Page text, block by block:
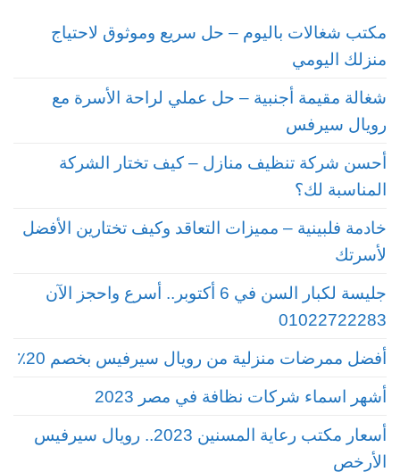
مكتب شغالات باليوم – حل سريع وموثوق لاحتياج
منزلك اليومي
شغالة مقيمة أجنبية – حل عملي لراحة الأسرة مع
رويال سيرفس
أحسن شركة تنظيف منازل – كيف تختار الشركة
المناسبة لك؟
خادمة فلبينية – مميزات التعاقد وكيف تختارين الأفضل
لأسرتك
جليسة لكبار السن في 6 أكتوبر.. أسرع واحجز الآن
01022722283
أفضل ممرضات منزلية من رويال سيرفيس بخصم 20٪
أشهر اسماء شركات نظافة في مصر 2023
أسعار مكتب رعاية المسنين 2023.. رويال سيرفيس
الأرخص